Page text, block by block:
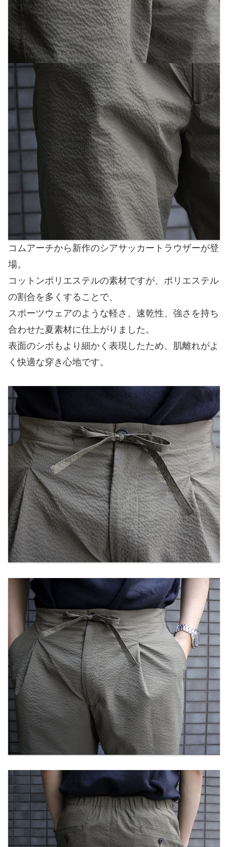
コムアーチから新作のシアサッカートラウザーが登
場。
コットンポリエステルの素材ですが、ポリエステル
の割合を多くすることで、
スポーツウェアのような軽さ、速乾性、強さを持ち
合わせた夏素材に仕上がりました。
表面のシボもより細かく表現したため、肌離れがよ
く快適な穿き心地です。